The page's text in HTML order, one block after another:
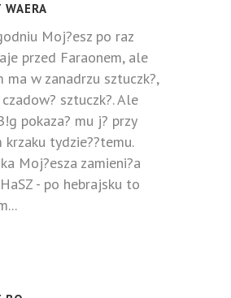
WAERA
Moj?esz po raz
przed Faraonem, ale
ma w zanadrzu sztuczk?,
sztuczk?. Ale
pokaza? mu j? przy
krzaku tydzie??temu.
Moj?esza zamieni?a
- po hebrajsku to